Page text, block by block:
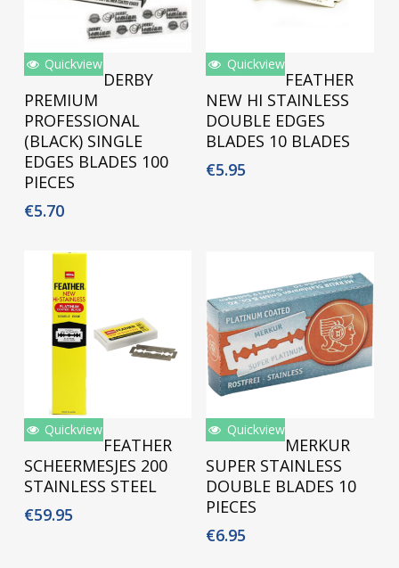
Toevoegen Aan
Winkelwagen
Quickview
DERBY
PREMIUM
PROFESSIONAL
(BLACK) SINGLE
EDGES BLADES 100
PIECES
€5.70
Toevoegen Aan
Winkelwagen
Quickview
FEATHER
NEW HI STAINLESS
DOUBLE EDGES
BLADES 10 BLADES
€5.95
Toevoegen Aan
Winkelwagen
Quickview
FEATHER
SCHEERMESJES 200
STAINLESS STEEL
€59.95
Toevoegen Aan
Winkelwagen
Quickview
MERKUR
SUPER STAINLESS
DOUBLE BLADES 10
PIECES
€6.95